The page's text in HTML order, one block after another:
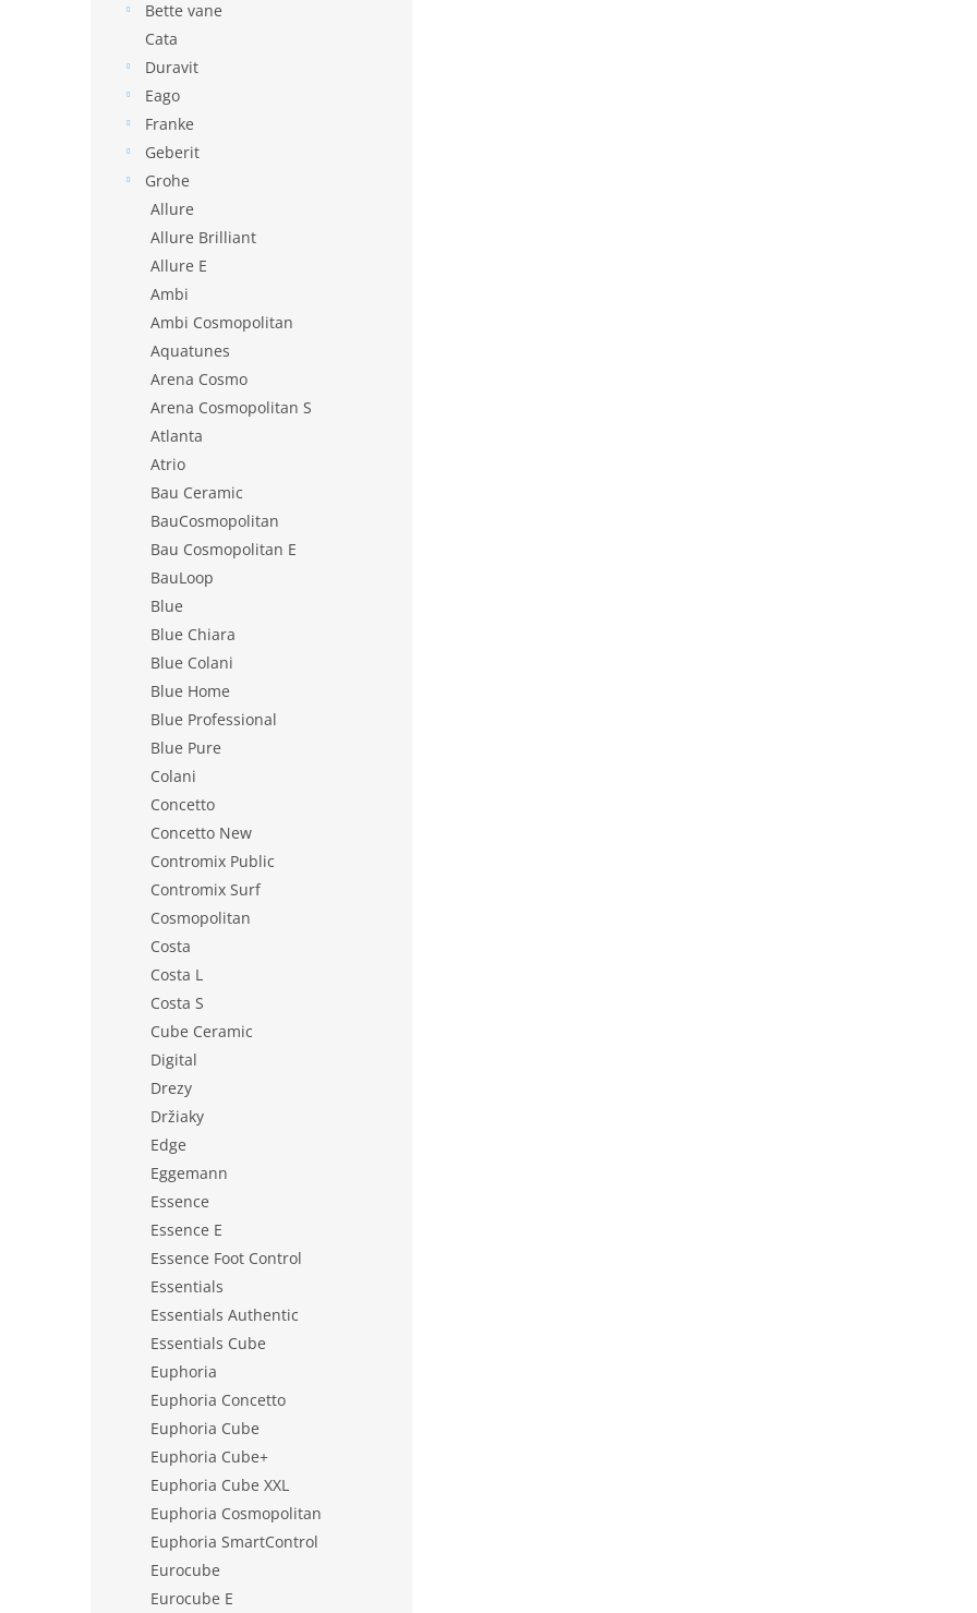
Bette vane
Cata
Duravit
Eago
Franke
Geberit
Grohe
Allure
Allure Brilliant
Allure E
Ambi
Ambi Cosmopolitan
Aquatunes
Arena Cosmo
Arena Cosmopolitan S
Atlanta
Atrio
Bau Ceramic
BauCosmopolitan
Bau Cosmopolitan E
BauLoop
Blue
Blue Chiara
Blue Colani
Blue Home
Blue Professional
Blue Pure
Colani
Concetto
Concetto New
Contromix Public
Contromix Surf
Cosmopolitan
Costa
Costa L
Costa S
Cube Ceramic
Digital
Drezy
Držiaky
Edge
Eggemann
Essence
Essence E
Essence Foot Control
Essentials
Essentials Authentic
Essentials Cube
Euphoria
Euphoria Concetto
Euphoria Cube
Euphoria Cube+
Euphoria Cube XXL
Euphoria Cosmopolitan
Euphoria SmartControl
Eurocube
Eurocube E